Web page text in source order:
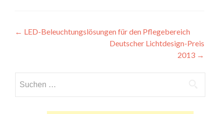
Beitragsnavigation
← LED-Beleuchtungslösungen für den Pflegebereich
Deutscher Lichtdesign-Preis
2013 →
nach: